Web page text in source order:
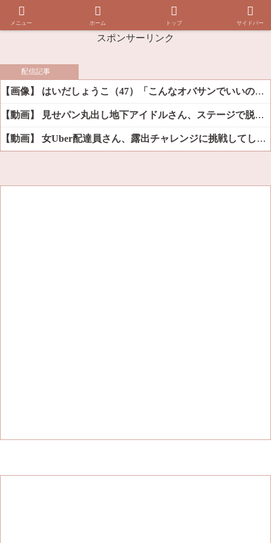
スポンサーリンク
配信記事
【画像】 はいだしょうこ（47）「こんなオバサンでいいの…？」
【動画】 見せパン丸出し地下アイドルさん、ステージで脱いでしまう
【動画】 女Uber配達員さん、露出チャレンジに挑戦してしまうｗｗｗｗ
メニュー ホーム トップ サイドバー